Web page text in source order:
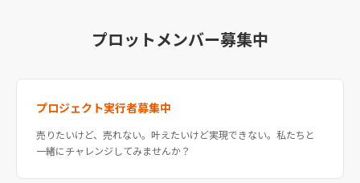
プロットメンバー募集中
プロジェクト実行者募集中
売りたいけど、売れない。叶えたいけど実現できない。私たちと
一緒にチャレンジしてみませんか？